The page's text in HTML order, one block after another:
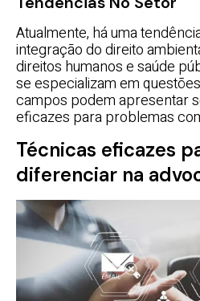
Atualmente, há uma
integração do direito
direitos humanos e saúde
se especializam em
campos podem apresentar
eficazes para problemas
Técnicas eficazes
diferenciar na